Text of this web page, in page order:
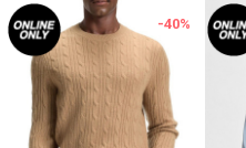
Порака
-40%